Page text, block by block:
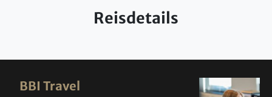
Reisdetails
BBI Travel